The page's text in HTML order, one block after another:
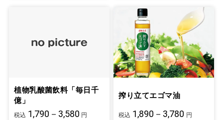
植物乳酸菌飲料「毎日千
億」
税込 1,790－3,580 円
搾り立てエゴマ油
税込 1,890－3,780 円